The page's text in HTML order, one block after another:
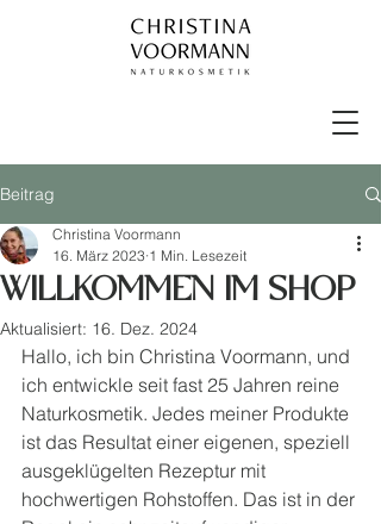
Beitrag
WILLKOMMEN IM SHOP
Christina Voormann
16. März 2023 1 Min. Lesezeit
Aktualisiert: 16. Dez. 2024
Hallo, ich bin Christina Voormann, und
ich entwickle seit fast 25 Jahren reine
Naturkosmetik. Jedes meiner Produkte
ist das Resultat einer eigenen, speziell
ausgeklügelten Rezeptur mit
hochwertigen Rohstoffen. Das ist in der